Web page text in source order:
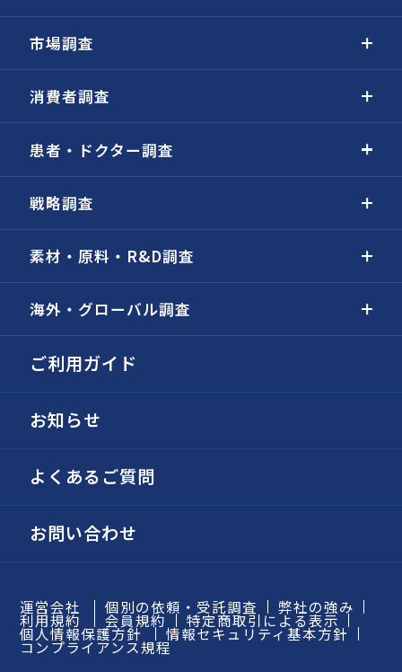
市場調査
消費者調査
患者・ドクター調査
戦略調査
素材・原料・R&D調査
海外・グローバル調査
ご利用ガイド
お知らせ
よくあるご質問
お問い合わせ
運営会社 個別の依頼・受託調査 弊社の強み
利用規約 会員規約 特定商取引による表示
個人情報保護方針 情報セキュリティ基本方針
コンプライアンス規程